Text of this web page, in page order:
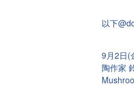
以下
9月2日(
陶作家